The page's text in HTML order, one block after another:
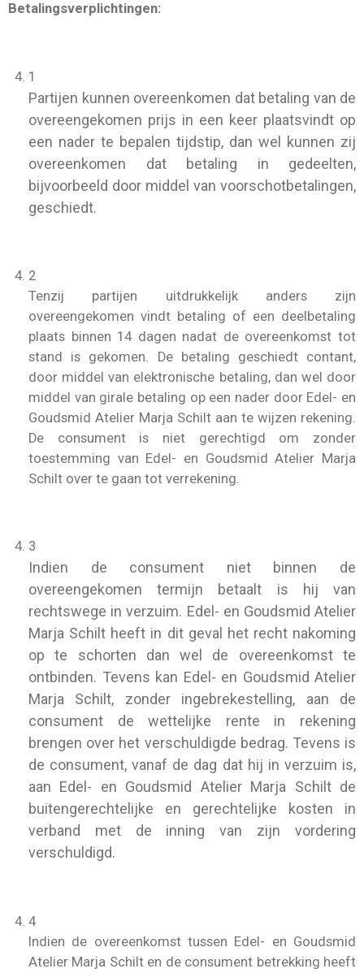
Betalingsverplichtingen:
1
Partijen kunnen overeenkomen dat betaling van de
overeengekomen prijs in een keer plaatsvindt op
een nader te bepalen tijdstip, dan wel kunnen zij
overeenkomen dat betaling in gedeelten,
bijvoorbeeld door middel van voorschotbetalingen,
geschiedt.
2
Tenzij partijen uitdrukkelijk anders zijn
overeengekomen vindt betaling of een deelbetaling
plaats binnen 14 dagen nadat de overeenkomst tot
stand is gekomen. De betaling geschiedt contant,
door middel van elektronische betaling, dan wel door
middel van girale betaling op een nader door Edel- en
Goudsmid Atelier Marja Schilt aan te wijzen rekening.
De consument is niet gerechtigd om zonder
toestemming van Edel- en Goudsmid Atelier Marja
Schilt over te gaan tot verrekening.
3
Indien de consument niet binnen de
overeengekomen termijn betaalt is hij van
rechtswege in verzuim. Edel- en Goudsmid Atelier
Marja Schilt heeft in dit geval het recht nakoming
op te schorten dan wel de overeenkomst te
ontbinden. Tevens kan Edel- en Goudsmid Atelier
Marja Schilt, zonder ingebrekestelling, aan de
consument de wettelijke rente in rekening
brengen over het verschuldigde bedrag. Tevens is
de consument, vanaf de dag dat hij in verzuim is,
aan Edel- en Goudsmid Atelier Marja Schilt de
buitengerechtelijke en gerechtelijke kosten in
verband met de inning van zijn vordering
verschuldigd.
4
Indien de overeenkomst tussen Edel- en Goudsmid
Atelier Marja Schilt en de consument betrekking heeft